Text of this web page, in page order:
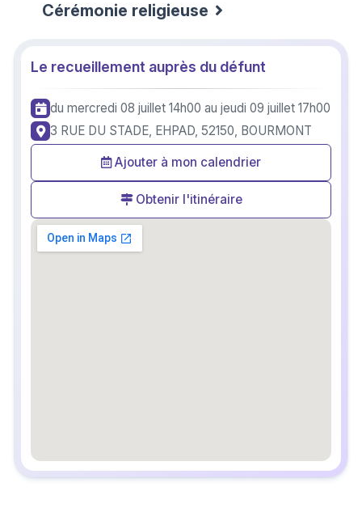
Cérémonie religieuse
Le recueillement auprès du défunt
du mercredi 08 juillet 14h00 au jeudi 09 juillet 17h00
3 RUE DU STADE, EHPAD, 52150, BOURMONT
Ajouter à mon calendrier
Obtenir l'itinéraire
embedgooglemap.net